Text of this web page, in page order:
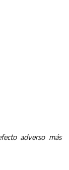
adverso más